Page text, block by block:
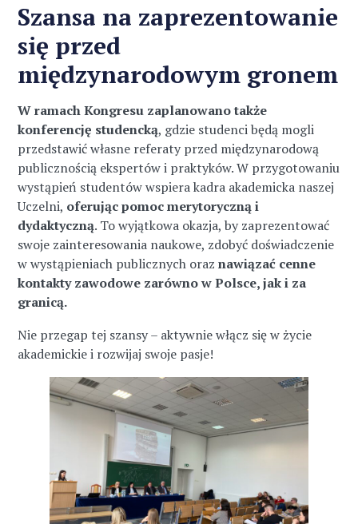
Szansa na zaprezentowanie
się przed
międzynarodowym gronem
W ramach Kongresu zaplanowano także
konferencję studencką, gdzie studenci będą mogli
przedstawić własne referaty przed międzynarodową
publicznością ekspertów i praktyków. W przygotowaniu
wystąpień studentów wspiera kadra akademicka naszej
Uczelni, oferując pomoc merytoryczną i
dydaktyczną. To wyjątkowa okazja, by zaprezentować
swoje zainteresowania naukowe, zdobyć doświadczenie
w wystąpieniach publicznych oraznawiązać cenne
kontakty zawodowe zarówno w Polsce, jak i za
granicą.
Nie przegap tej szansy – aktywnie włącz się w życie
akademickie i rozwijaj swoje pasje!